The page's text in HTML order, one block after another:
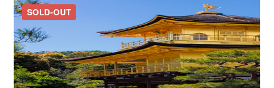
SOLD-OUT